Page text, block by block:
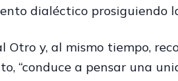
dialéctico prosiguiendo
y, al mismo tiempo,
“conduce a pensar una